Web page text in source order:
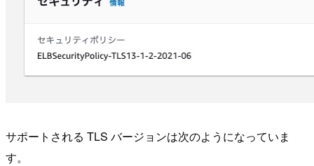
サポートされる TLS バージョンは次のようになっていま
す。